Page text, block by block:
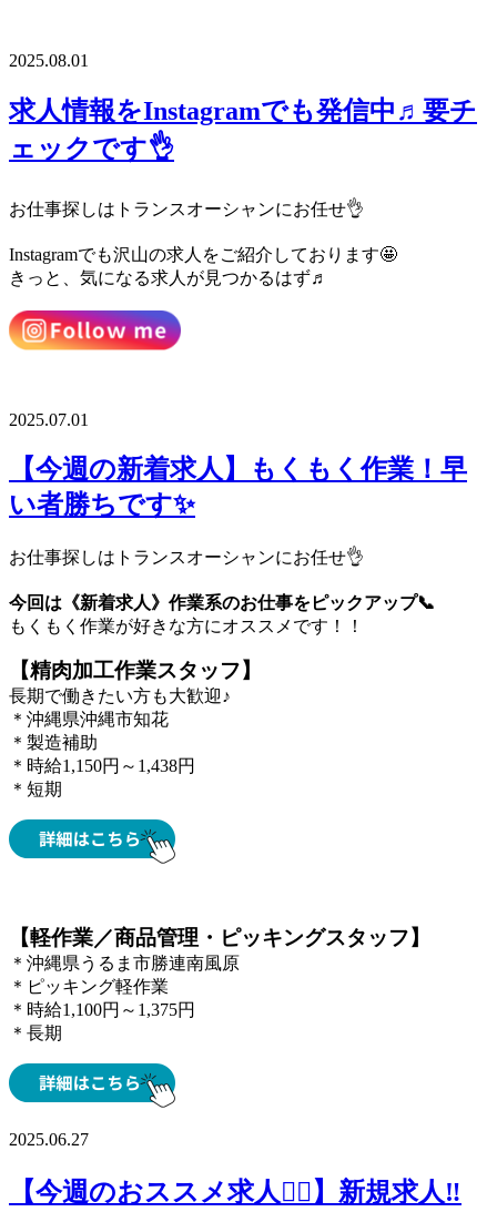
2025.08.01
求人情報をInstagramでも発信中♬要チ
ェックです👌
お仕事探しはトランスオーシャンにお任せ👌
Instagramでも沢山の求人をご紹介しております🤩
きっと、気になる求人が見つかるはず♬
2025.07.01
【今週の新着求人】もくもく作業！早
い者勝ちです✨
お仕事探しはトランスオーシャンにお任せ👌
今回は《新着求人》作業系のお仕事をピックアップ📞
もくもく作業が好きな方にオススメです！！
【精肉加工作業スタッフ】
長期で働きたい方も大歓迎♪
＊沖縄県沖縄市知花
＊製造補助
＊時給1,150円～1,438円
＊短期
【軽作業／商品管理・ピッキングスタッフ】
＊沖縄県うるま市勝連南風原
＊ピッキング軽作業
＊時給1,100円～1,375円
＊長期
2025.06.27
【今週のおススメ求人🙋‍♀️】新規求人‼